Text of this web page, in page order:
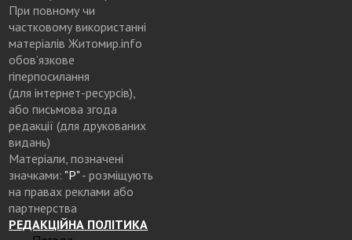
При повному чи
частковому використанні
матеріалів Житомир.info
обов’язкове
гіперпосилання
(для інтернет-ресурсів),
або письмова згода
редакції (для друкованих
видань)
Матеріали, позначені
значками: "Р"- розміщують
на правах реклами або
партнерства
РЕДАКЦІЙНА ПОЛІТИКА